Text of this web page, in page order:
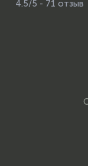
4.5/5 - 71 отзыв